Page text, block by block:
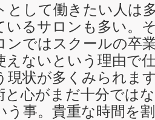
として働きたい人は
いるサロンも多い。
ンではスクールの卒
えないという理由で
現状が多くみられま
と心がまだ十分では
う事。貴重な時間を